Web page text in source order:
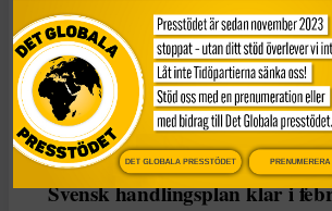
procent av land- och havsområdena i
talesperson för Finlands regering säger
att arbetet med en fullständig
pågår, men att för att skydda 30 procent
landområden skulle kräva en ökning i
700 000 hektar per år.
Svensk handlingsplan klar i
DET GLOBALA PRESSTÖDET PRENUMERERA